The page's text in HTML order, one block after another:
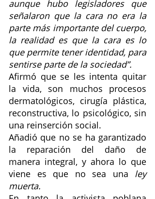
aunque hubo legisladores que
señalaron que la cara no era la
parte más importante del cuerpo,
la realidad es que la cara es lo
que permite tener identidad, para
sentirse parte de la sociedad”.
Afirmó que se les intenta quitar
la vida, son muchos procesos
dermatológicos, cirugía plástica,
reconstructiva, lo psicológico, sin
una reinserción social.
Añadió que no se ha garantizado
la reparación del daño de
manera integral, y ahora lo que
viene es que no sea una ley
muerta.